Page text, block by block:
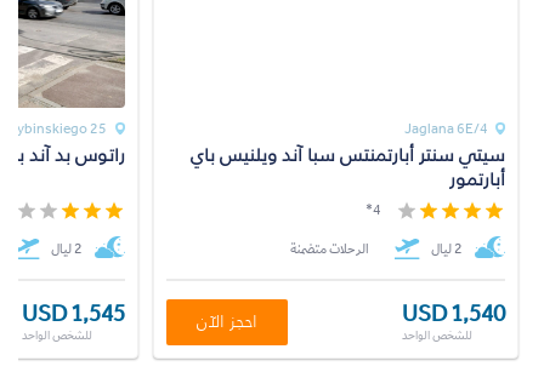
25 Opata Jacka Rybinskiego
راتوس بد آند
2 ليال
USD 1,545
للشخص الواحد
Jaglana 6E/4
سيتي سنتر أبارتمنتس سبا آند ويلنيس باي
أبارتمور
4*
2 ليال الرحلات متضمنة
USD 1,540
للشخص الواحد
احجز الآن